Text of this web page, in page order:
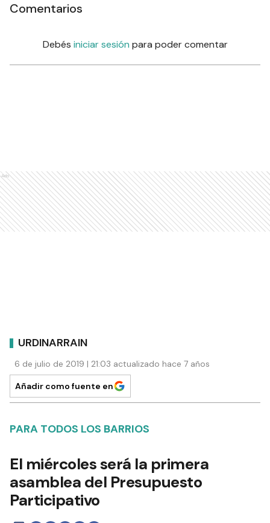
Comentarios
Debés iniciar sesión para poder comentar
Ads
URDINARRAIN
6 de julio de 2019 | 21:03 actualizado hace 7 años
Añadir como fuente en
PARA TODOS LOS BARRIOS
El miércoles será la primera
asamblea del Presupuesto
Participativo